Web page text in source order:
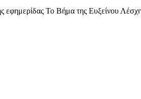
Το Βήμα της Ευξείνου